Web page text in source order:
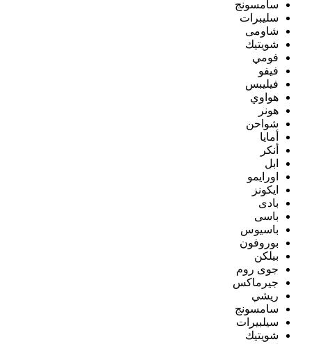
سامسونج
سليبرات
شاومى
شويتيك
فومي
فيفو
فيليبس
هواوي
هونر
شواحن
أمايا
أنكر
ابل
اورايمو
ايكونز
بادى
باسى
باسيوس
بوروفون
بيلكن
جوى روم
جيرماكس
ريشي
سامسونج
سيلبيرات
شويتيك